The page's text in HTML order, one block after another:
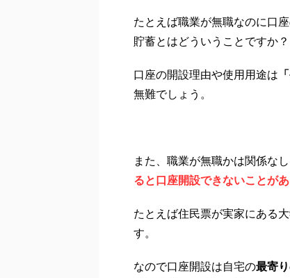
たとえば職業が無職なのに口
貯蓄とはどういうことですか
口座の開設理由や使用用途は
無難でしょう。
また、職業が無職かは関係なし
ると口座開設できないことがあ
たとえば住民票が実家にある
す。
なので口座開設は自宅の最寄